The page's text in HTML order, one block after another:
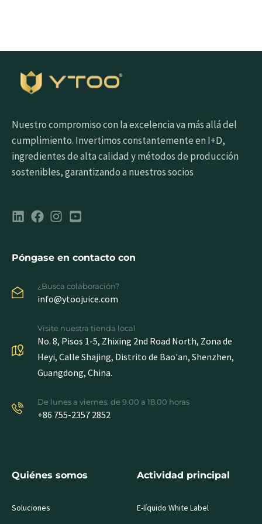
Nuestro compromiso con la excelencia va más allá del
cumplimiento. Invertimos constantemente en I+D,
ingredientes de alta calidad y métodos de producción
sostenibles, garantizando a nuestros socios
Póngase en contacto con
¿Busca colaboración?
info@ytoojuice.com
Visite nuestra tienda local
No. 8, Pisos 1-5, Zhixing 2nd Road North, Zona de
Heyi, Calle Shajing, Distrito de Bao'an, Shenzhen,
Guangdong, China.
De lunes a viernes: de 9.00 a 18.00 horas
+86 755-2357 2852
Quiénes somos
Soluciones
Actividad principal
E-líquido White Label